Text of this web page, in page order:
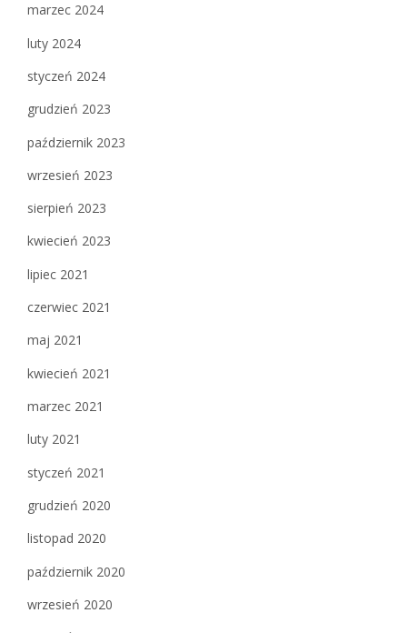
marzec 2024
luty 2024
styczeń 2024
grudzień 2023
październik 2023
wrzesień 2023
sierpień 2023
kwiecień 2023
lipiec 2021
czerwiec 2021
maj 2021
kwiecień 2021
marzec 2021
luty 2021
styczeń 2021
grudzień 2020
listopad 2020
październik 2020
wrzesień 2020